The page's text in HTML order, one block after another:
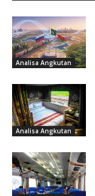
Analisa Angkutan
Analisa Angkutan